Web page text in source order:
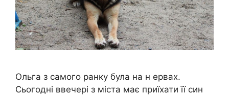
Ольга з самого ранку була на н ервах.
Сьогодні ввечері з міста має приїхати її син